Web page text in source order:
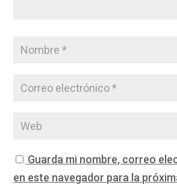
Guarda mi nombre, correo
en este navegador para la